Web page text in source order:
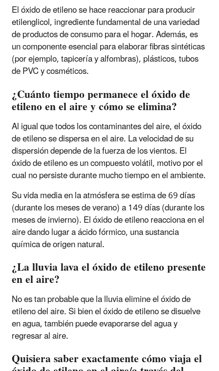
El óxido de etileno se hace reaccionar para producir
etilenglicol, ingrediente fundamental de una variedad
de productos de consumo para el hogar. Además, es
un componente esencial para elaborar fibras sintéticas
(por ejemplo, tapicería y alfombras), plásticos, tubos
de PVC y cosméticos.
¿Cuánto tiempo permanece el óxido de
etileno en el aire y cómo se elimina?
Al igual que todos los contaminantes del aire, el óxido
de etileno se dispersa en el aire. La velocidad de su
dispersión depende de la fuerza de los vientos. El
óxido de etileno es un compuesto volátil, motivo por el
cual no persiste durante mucho tiempo en el ambiente.
Su vida media en la atmósfera se estima de 69 días
(durante los meses de verano) a 149 días (durante los
meses de invierno). El óxido de etileno reacciona en el
aire dando lugar a ácido fórmico, una sustancia
química de origen natural.
¿La lluvia lava el óxido de etileno presente
en el aire?
No es tan probable que la lluvia elimine el óxido de
etileno del aire. Si bien el óxido de etileno se disuelve
en agua, también puede evaporarse del agua y
regresar al aire.
Quisiera saber exactamente cómo viaja el